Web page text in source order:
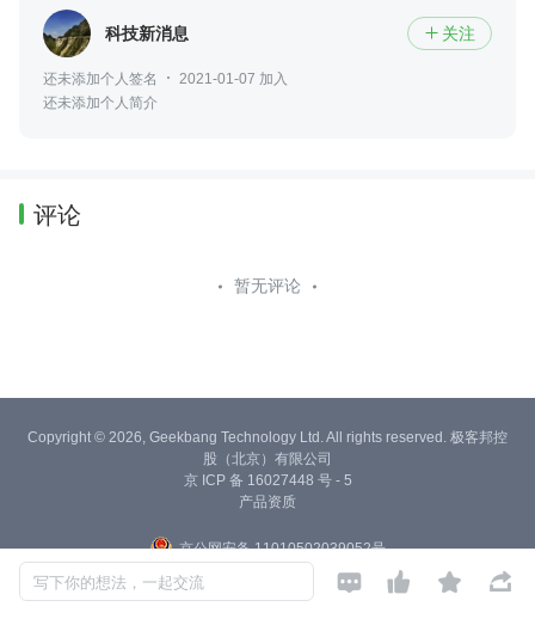
科技新消息  关注
还未添加个人签名
2021-01-07 加入
还未添加个人简介
评论
暂无评论
写下你的想法，一起交流    
Copyright © 2026, Geekbang Technology Ltd. All rights reserved. 极客邦控
股（北京）有限公司
京 ICP 备 16027448 号 - 5
产品资质
京公网安备 11010502039052号